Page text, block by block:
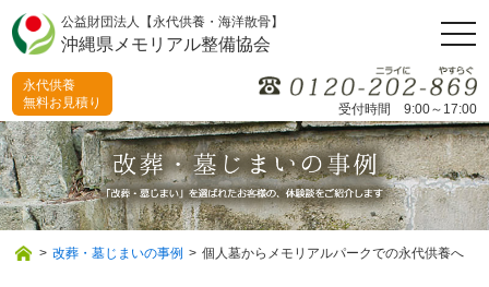
公益財団法人【永代供養・海洋散骨】
沖縄県メモリアル整備協会
受付時間 9:00～17:00
永代供養
無料お見積り
> 改葬・墓じまいの事例 > 個人墓からメモリアルパークでの永代供養へ